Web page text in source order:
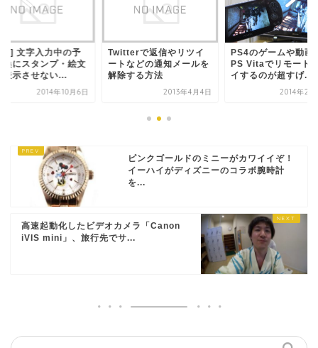
文字入力中の予
換にスタンプ・絵文
表示させない...
2014年10月6日
Twitterで返信やリツイ
ートなどの通知メールを
解除する方法
2013年4月4日
PS4のゲームや動画
PS Vitaでリモート
イするのが超すげ...
2014年2
ピンクゴールドのミニーがカワイイぞ！
イーハイがディズニーのコラボ腕時計
を...
高速起動化したビデオカメラ「Canon
iVIS mini」、旅行先でサ...